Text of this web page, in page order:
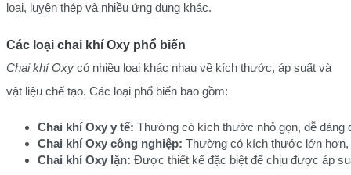
loại, luyện thép và nhiều ứng dụng khác.
Các loại chai khí Oxy phổ biến
Chai khí Oxy có nhiều loại khác nhau về kích thước, áp suất và
vật liệu chế tạo. Các loại phổ biến bao gồm:
Chai khí Oxy y tế: Thường có kích thước nhỏ gọn, dễ dàng
Chai khí Oxy công nghiệp: Thường có kích thước lớn hơn,
Chai khí Oxy lặn: Được thiết kế đặc biệt để chịu được áp